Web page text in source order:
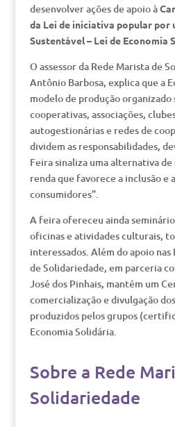
desenvolver ações de apoio à
da Lei de iniciativa popular por
Sustentável – Lei de Economia
O assessor da Rede Marista de
Antônio Barbosa, explica que a
modelo de produção organizado
cooperativas, associações,
autogestionárias e redes de
dividem as responsabilidades,
Feira sinaliza uma alternativa
renda que favorece a inclusão e
consumidores”.
A feira ofereceu ainda
oficinas e atividades culturais,
interessados. Além do apoio nas
de Solidariedade, em parceria
José dos Pinhais, mantém um
comercialização e divulgação
produzidos pelos grupos
Economia Solidária.
Sobre a Rede
Solidariedade